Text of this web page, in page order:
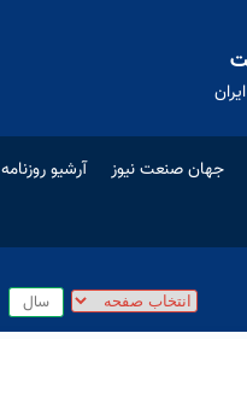
جهان صنعت نیوز آرشیو روزنامه